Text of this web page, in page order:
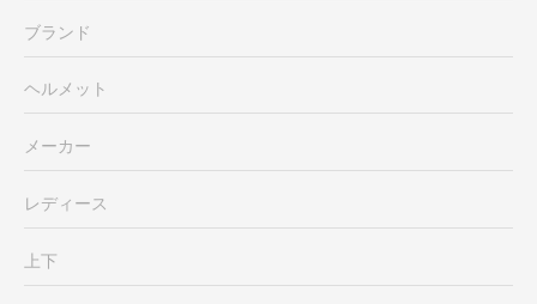
ブランド
ヘルメット
メーカー
レディース
上下